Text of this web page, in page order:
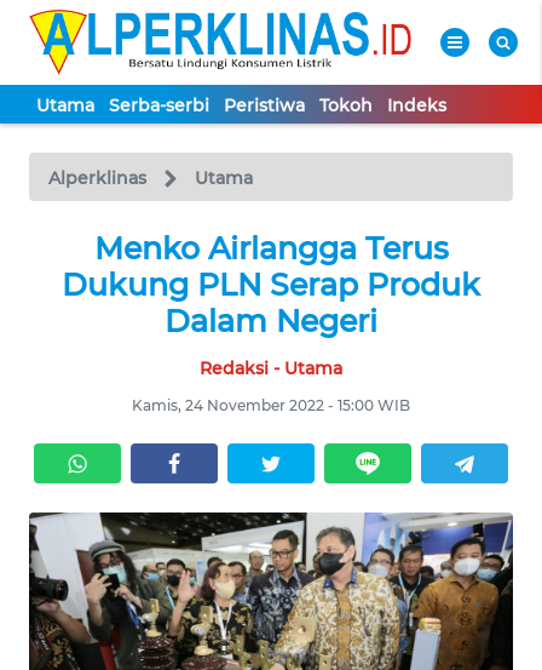
Utama Serba-serbi Peristiwa Tokoh Indeks
Alperklinas Utama
Menko Airlangga Terus
Dukung PLN Serap Produk
Dalam Negeri
Redaksi - Utama
Kamis, 24 November 2022 - 15:00 WIB
TV
Tutup
TOKOH
Informasi
INDEKS
BERITA